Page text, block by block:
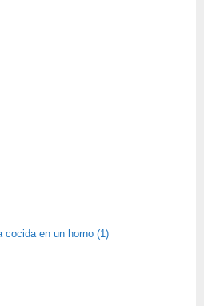
cocida en un horno (1)